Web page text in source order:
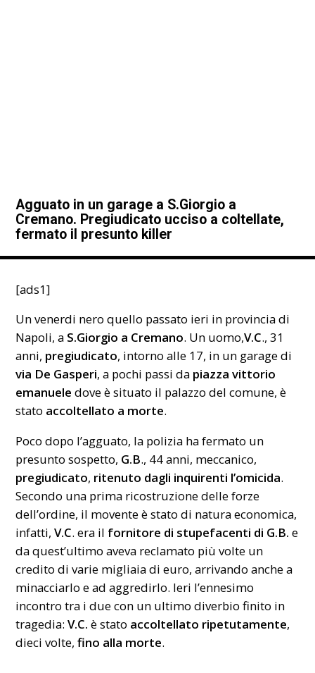
Agguato in un garage a S.Giorgio a
Cremano. Pregiudicato ucciso a coltellate,
fermato il presunto killer
[ads1]
Un venerdi nero quello passato ieri in provincia di
Napoli, a S.Giorgio a Cremano. Un uomo,V.C., 31
anni, pregiudicato, intorno alle 17, in un garage di
via De Gasperi, a pochi passi da piazza vittorio
emanueledove è situato il palazzo del comune, è
stato accoltellato a morte.
Poco dopo l’agguato, la polizia ha fermato un
presunto sospetto, G.B., 44 anni, meccanico,
pregiudicato, ritenuto dagli inquirenti l’omicida.
Secondo una prima ricostruzione delle forze
dell’ordine, il movente è stato di natura economica,
infatti,V.C. era il fornitore di stupefacenti di G.B. e
da quest’ultimo aveva reclamato più volte un
credito di varie migliaia di euro, arrivando anche a
minacciarlo e ad aggredirlo. Ieri l’ennesimo
incontro tra i due con un ultimo diverbio finito in
tragedia:V.C. è stato accoltellato ripetutamente,
dieci volte,fino alla morte.